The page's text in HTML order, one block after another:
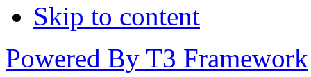
Skip to content
Powered By T3 Framework